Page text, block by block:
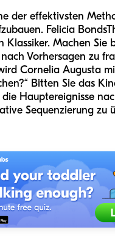
der effektivsten
Felicia Bonds
Klassiker. Machen Sie
nach Vorhersagen zu
Cornelia Augusta
Bitten Sie das
Hauptereignisse
Sequenzierung zu